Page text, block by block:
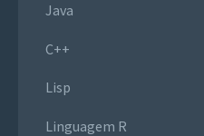
Java
C++
Lisp
Linguagem R